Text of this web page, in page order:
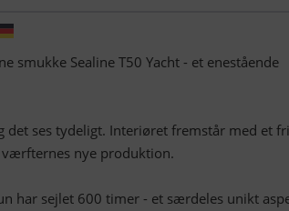
smukke Sealine T50 Yacht - et enestående
det ses tydeligt. Interiøret fremstår med et
nye produktion.
har sejlet 600 timer - et særdeles unikt